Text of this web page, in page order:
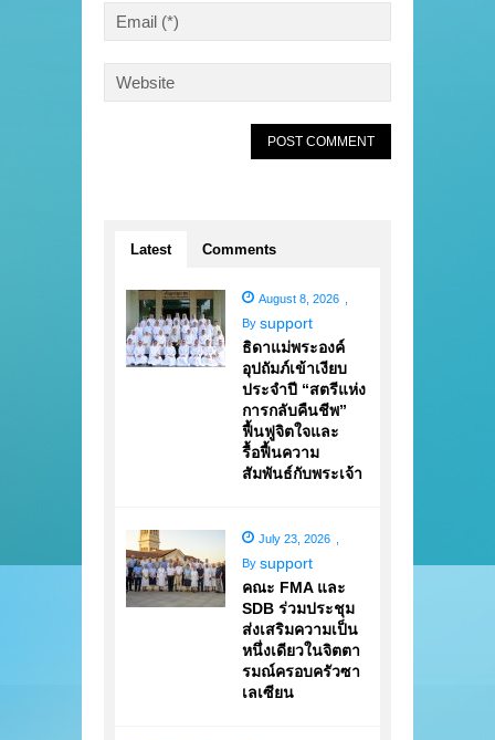
Latest Comments
August 8, 2026
By support
ธิดาแม่พระองค์
อุปถัมภ์เข้าเงียบ
ประจำปี “สตรีแห่ง
การกลับคืนชีพ”
ฟื้นฟูจิตใจและ
รื้อฟื้นความ
สัมพันธ์กับพระเจ้า
July 23, 2026
By support
คณะ FMA และ
SDB ร่วมประชุม
ส่งเสริมความเป็น
หนึ่งเดียวในจิตตา
รมณ์ครอบครัวซา
เลเซียน